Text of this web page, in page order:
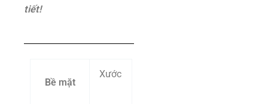
tiết!
Bề mặt
Xước